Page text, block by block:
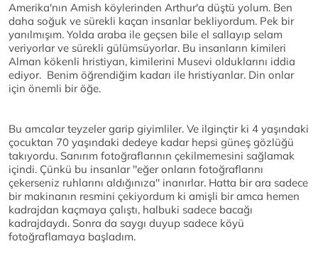
Amerika'nın Amish köylerinden Arthur'a düştü yolum. Ben
daha soğuk ve sürekli kaçan insanlar bekliyordum. Pek bir
yanılmışım. Yolda araba ile geçsen bile el sallayıp selam
veriyorlar ve sürekli gülümsüyorlar. Bu insanların kimileri
Alman kökenli hristiyan, kimilerini Musevi olduklarını iddia
ediyor. Benim öğrendiğim kadarı ile hristiyanlar. Din onlar
için önemli bir öğe.
Bu amcalar teyzeler garip giyimliler. Ve ilginçtir ki 4 yaşındaki
çocuktan 70 yaşındaki dedeye kadar hepsi güneş gözlüğü
takıyordu. Sanırım fotoğraflarının çekilmemesini sağlamak
içindi. Çünkü bu insanlar ''eğer onların fotoğraflarını
çekerseniz ruhlarını aldığınıza'' inanırlar. Hatta bir ara sadece
bir makinanın resmini çekiyordum ki amişli bir amca hemen
kadrajdan kaçmaya çalıştı, halbuki sadece bacağı
kadrajdaydı. Sonra da saygı duyup sadece köyü
fotoğraflamaya başladım.